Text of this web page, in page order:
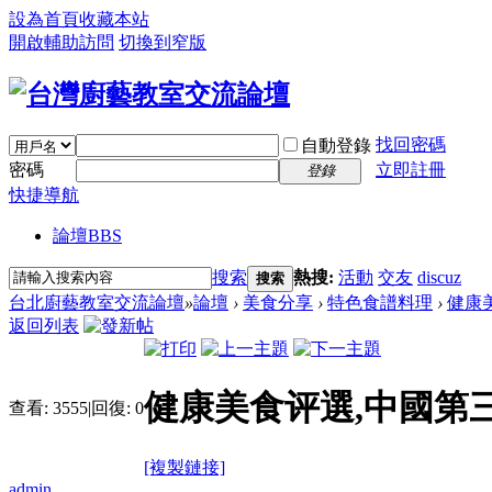
設為首頁收藏本站
開啟輔助訪問 切換到窄版
自動登錄 找回密碼
密碼
登錄
立即註冊
快捷導航
論壇BBS
搜索 搜索 熱搜: 活動 交友 discuz
台北廚藝教室交流論壇»論壇 › 美食分享 › 特色食譜料理 › 健康
返回列表
查看: 3555|回復: 0健康美食评選,中國第
[複製鏈接]